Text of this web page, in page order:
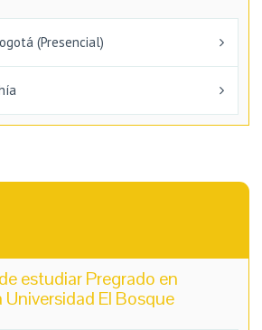
(Presencial)
estudiar Pregrado en
El Bosque